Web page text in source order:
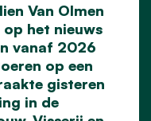
Van Olmen
het nieuws
vanaf 2026
op een
gisteren
in de